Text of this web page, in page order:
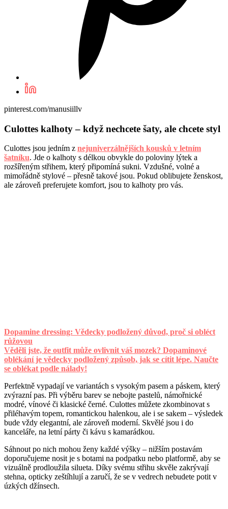
pinterest.com/manusiillv
Culottes kalhoty – když nechcete šaty, ale chcete styl
Culottes jsou jedním z nejuniverzálnějších kousků v letním
šatníku. Jde o kalhoty s délkou obvykle do poloviny lýtek a
rozšířeným střihem, který připomíná sukni. Vzdušné, volné a
mimořádně stylové – přesně takové jsou. Pokud oblibujete ženskost,
ale zároveň preferujete komfort, jsou to kalhoty pro vás.
Dopamine dressing: Vědecky podložený důvod, proč si obléct
růžovou
Věděli jste, že outfit může ovlivnit váš mozek? Dopaminové
oblékání je vědecky podložený způsob, jak se cítit lépe. Naučte
se oblékat podle nálady!
Perfektně vypadají ve variantách s vysokým pasem a páskem, který
zvýrazní pas. Při výběru barev se nebojte pastelů, námořnické
modré, vínové či klasické černé. Culottes můžete zkombinovat s
přiléhavým topem, romantickou halenkou, ale i se sakem – výsledek
bude vždy elegantní, ale zároveň moderní. Skvělé jsou i do
kanceláře, na letní párty či kávu s kamarádkou.
Sáhnout po nich mohou ženy každé výšky – nižším postavám
doporučujeme nosit je s botami na podpatku nebo platformě, aby se
vizuálně prodloužila silueta. Díky svému střihu skvěle zakrývají
stehna, opticky zeštíhlují a zaručí, že se v vedrech nebudete potit v
úzkých džínsech.